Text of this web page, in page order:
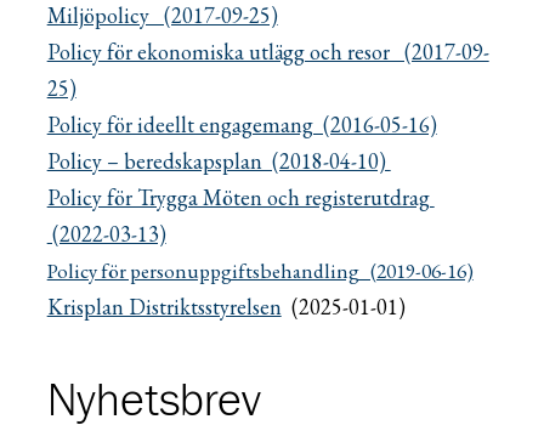
Miljöpolicy (2017-09-25)
Policy för ekonomiska utlägg och resor (2017-09-
25)
Policy för ideellt engagemang (2016-05-16)
Policy – beredskapsplan (2018-04-10)
Policy för Trygga Möten och registerutdrag
(2022-03-13)
Policy för personuppgiftsbehandling (2019-06-16)
Krisplan Distriktsstyrelsen(2025-01-01)
Nyhetsbrev